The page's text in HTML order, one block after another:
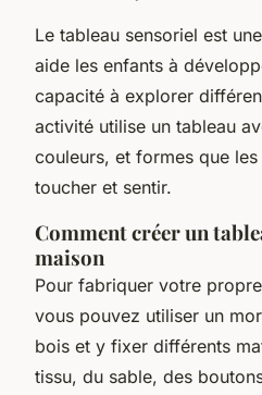
Le tableau sensoriel est
aide les enfants à
capacité à explorer
activité utilise un tableau
couleurs, et formes que
toucher et sentir.
Comment créer un
maison
Pour fabriquer votre
vous pouvez utiliser un
bois et y fixer différents
tissu, du sable, des